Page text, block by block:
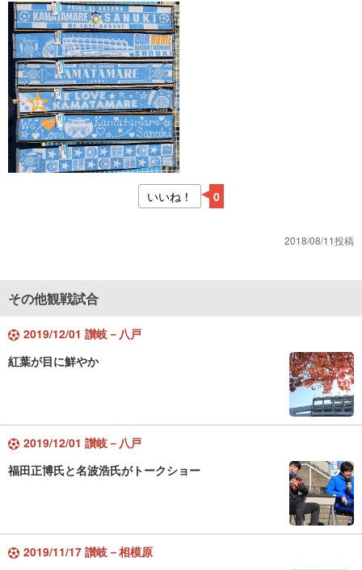
いいね！ 0
2018/08/11投稿
その他観戦試合
2019/12/01 讃岐－八戸
紅葉が目に鮮やか
2019/12/01 讃岐－八戸
福田正博氏と名波浩氏がトークショー
2019/11/17 讃岐－相模原